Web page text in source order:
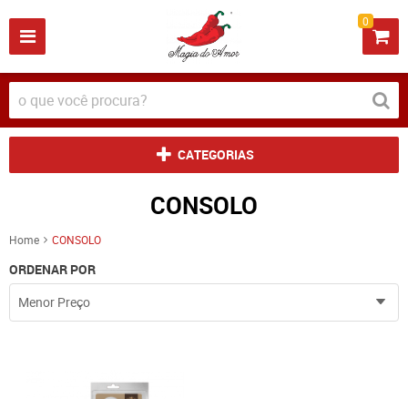
0
CATEGORIAS
CONSOLO
Home CONSOLO
ORDENAR POR
Menor Preço